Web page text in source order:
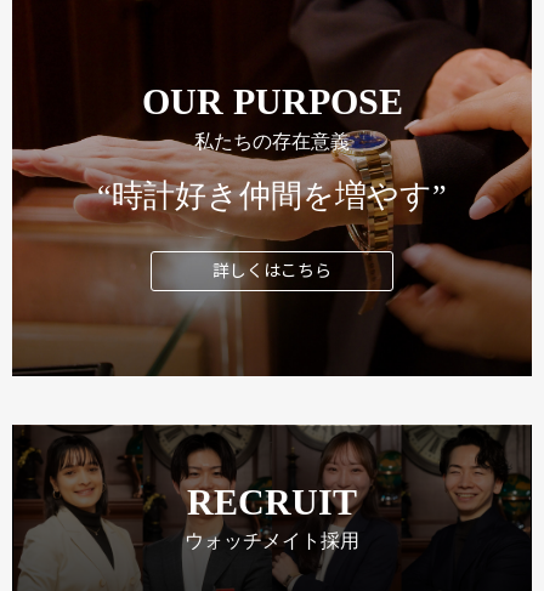
OUR PURPOSE
私たちの存在意義
“時計好き仲間を増やす”
詳しくはこちら
RECRUIT
ウォッチメイト採用